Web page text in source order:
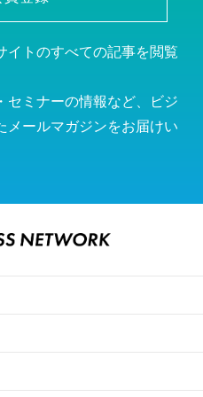
イトのすべての記事を閲覧
セミナーの情報など、ビジ
メールマガジンをお届けい